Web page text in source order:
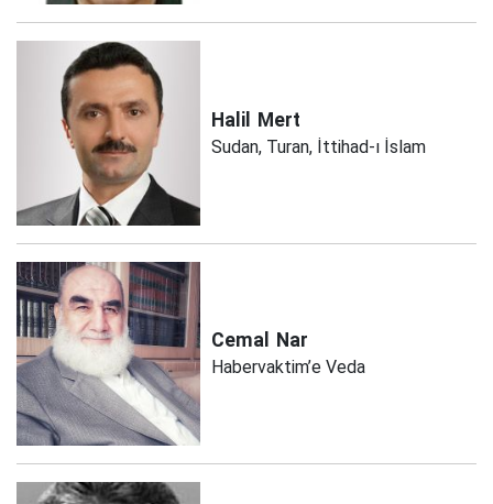
Halil Mert
Sudan, Turan, İttihad-ı İslam
Cemal Nar
Habervaktim’e Veda